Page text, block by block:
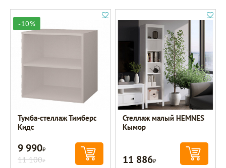
-10%
Тумба-стеллаж Тимберс
Кидс
9 990Р
11 100Р
Стеллаж малый HEMNES
Кымор
11 886Р